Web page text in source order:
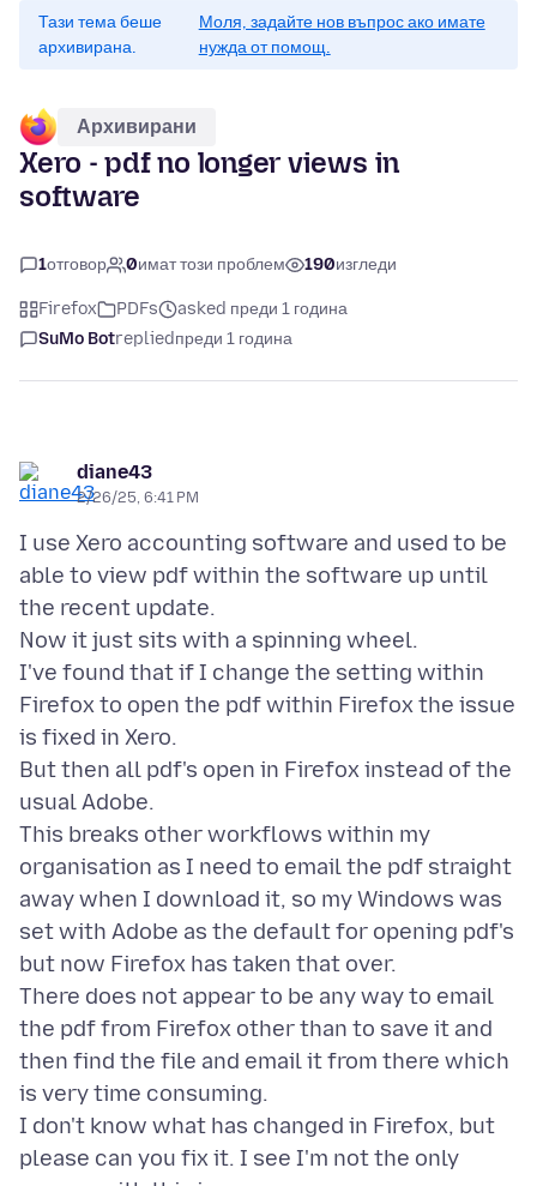
Тази тема беше
архивирана.
Моля, задайте нов въпрос ако имате
нужда от помощ.
Архивирани
Xero - pdf no longer views in
software
1отговор 0имат този проблем 190изгледи
Firefox PDFs
asked преди 1 година
SuMo Botrepliedпреди 1 година
diane43
2/26/25, 6:41 PM
I use Xero accounting software and used to be
able to view pdf within the software up until
the recent update.
Now it just sits with a spinning wheel.
I've found that if I change the setting within
Firefox to open the pdf within Firefox the issue
is fixed in Xero.
But then all pdf's open in Firefox instead of the
usual Adobe.
This breaks other workflows within my
organisation as I need to email the pdf straight
away when I download it, so my Windows was
set with Adobe as the default for opening pdf's
but now Firefox has taken that over.
There does not appear to be any way to email
the pdf from Firefox other than to save it and
then find the file and email it from there which
is very time consuming.
I don't know what has changed in Firefox, but
please can you fix it. I see I'm not the only